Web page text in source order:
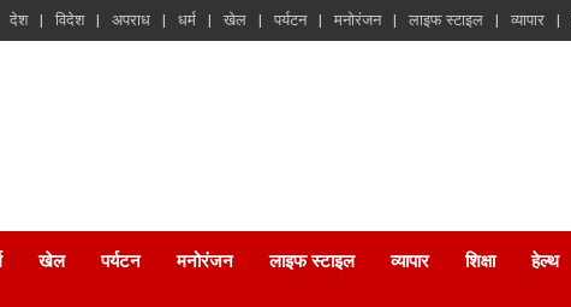
देश विदेश अपराध धर्म खेल पर्यटन मनोरंजन लाइफ स्टाइल व्यापार
खेल पर्यटन मनोरंजन लाइफ स्टाइल व्यापार शिक्षा हेल्थ